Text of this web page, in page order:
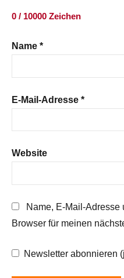
0 / 10000 Zeichen
Name *
E-Mail-Adresse *
Website
Name, E-Mail-
Browser für meinen
Newsletter abonnieren